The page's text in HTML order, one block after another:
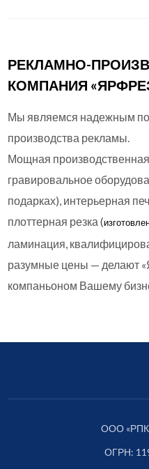
РЕКЛАМНО-
КОМПАНИЯ
Мы являемся надежным
производства рекламы.
Мощная
гравировальное
подарках), интерьерная
плоттерная резка (
ламинация,
разумные цены —
компаньоном Вашему
ООО
ОГРН: